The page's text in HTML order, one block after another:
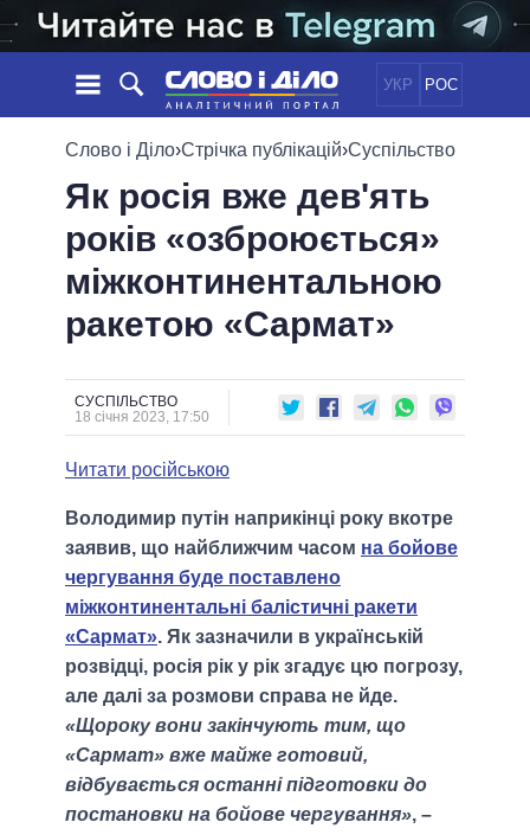
УКР РОС
НОВИНИ
СТРІЧКА
ПОДІЇ
СТАТТІ
ОГЛЯДИ
ДАЙДЖЕСТИ
ПОЛІТИКА
ЕКОНОМІКА
СУСПІЛЬСТВО
ОБIЦЯНКИ
ПОЛIТИКИ
ПРЕЗИДЕНТ І ОФІС
ВЕРХОВНА РАДА
КАБІНЕТ МІНІСТРІВ
МЕРИ МІСТ
ВСІ ПЕРСОНИ
ПІДТРИМАТИ
ПОРІВНЯННЯ ПОЛІТИКІВ
Слово і Діло›Стрічка публікацій›Суспільство
Як росія вже дев'ять
років «озброюється»
міжконтинентальною
ракетою «Сармат»
СУСПІЛЬСТВО
18 січня 2023, 17:50
Читати російською
Володимир путін наприкінці року вкотре
заявив, що найближчим часом на бойове
чергування буде поставлено
міжконтинентальні балістичні ракети
«Сармат». Як зазначили в українській
розвідці, росія рік у рік згадує цю погрозу,
але далі за розмови справа не йде.
«Щороку вони закінчують тим, що
«Сармат» вже майже готовий,
відбувається останні підготовки до
постановки на бойове чергування», –